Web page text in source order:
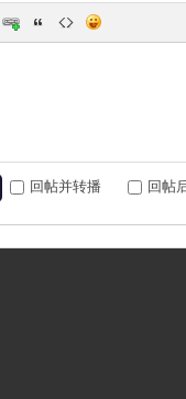
回帖并转播 回帖